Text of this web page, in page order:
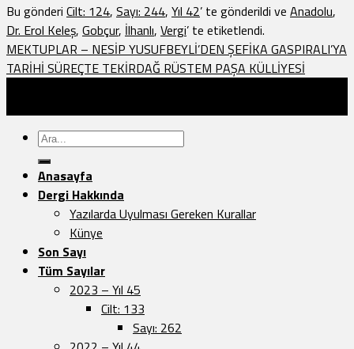
Bu gönderi Cilt: 124, Sayı: 244, Yıl 42’ te gönderildi ve Anadolu,
Dr. Erol Keleş, Gobçur, İlhanlı, Vergi’ te etiketlendi.
MEKTUPLAR – NESİP YUSUFBEYLİ’DEN ŞEFİKA GASPIRALI’YA
TARİHİ SÜREÇTE TEKİRDAĞ RÜSTEM PAŞA KÜLLİYESİ
Ara:
Anasayfa
Dergi Hakkında
Yazılarda Uyulması Gereken Kurallar
Künye
Son Sayı
Tüm Sayılar
2023 – Yıl 45
Cilt: 133
Sayı: 262